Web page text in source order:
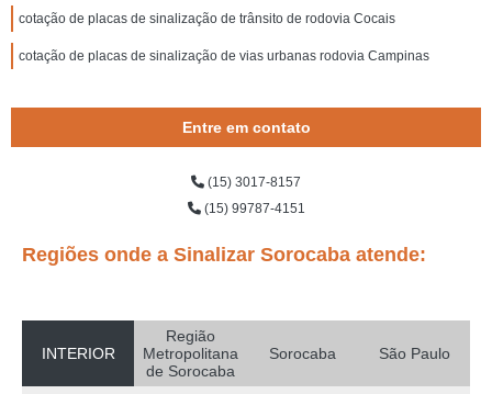
cotação de placas de sinalização de trânsito de rodovia Cocais
cotação de placas de sinalização de vias urbanas rodovia Campinas
Entre em contato
(15) 3017-8157
(15) 99787-4151
Regiões onde a Sinalizar Sorocaba atende:
INTERIOR
Região
Metropolitana
de Sorocaba
Sorocaba São Paulo